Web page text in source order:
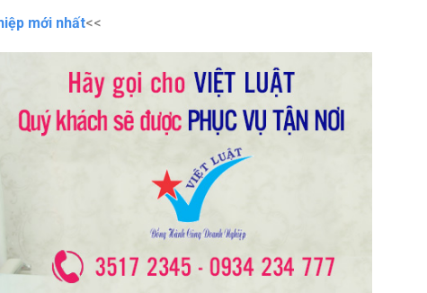
mới nhất<<